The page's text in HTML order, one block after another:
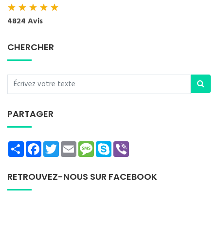
★★★★★
4824 Avis
CHERCHER
PARTAGER
ShareFacebookTwitterEmailMessage
Skype
RETROUVEZ-NOUS SUR FACEBOOK